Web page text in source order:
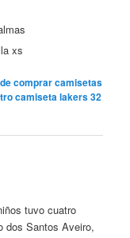
comprar camisetas
camiseta lakers 32
tuvo cuatro
dos Santos Aveiro,